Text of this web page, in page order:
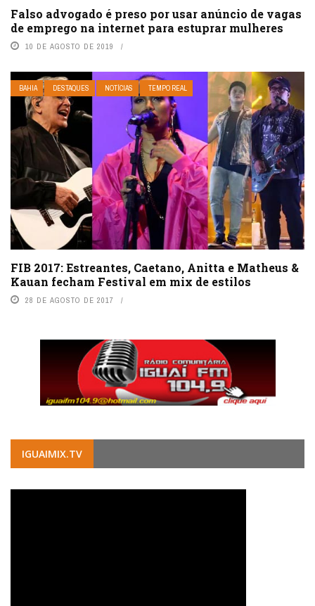
Falso advogado é preso por usar anúncio de vagas
de emprego na internet para estuprar mulheres
10 DE AGOSTO DE 2019
BAHIA DESTAQUES NOTÍCIAS TEMPO REAL
FIB 2017: Estreantes, Caetano, Anitta e Matheus &
Kauan fecham Festival em mix de estilos
28 DE AGOSTO DE 2017
IGUAIMIX.TV